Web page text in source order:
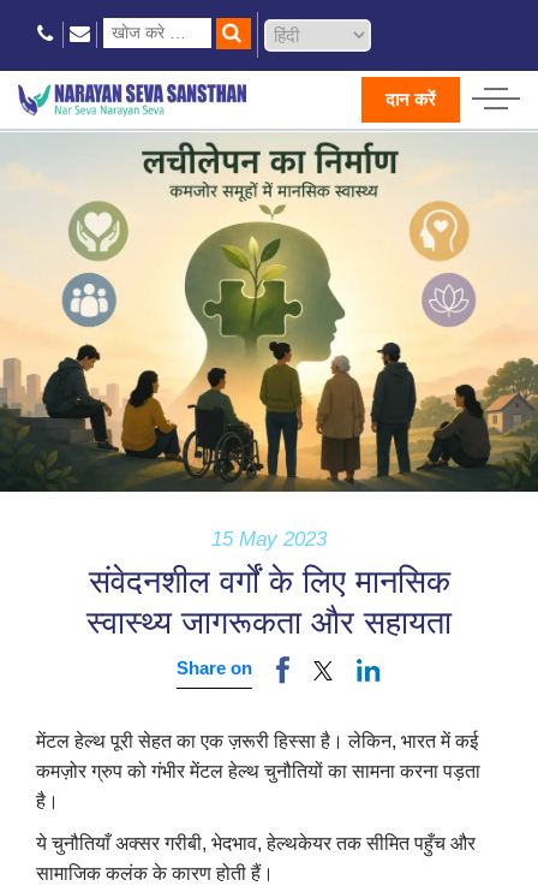
दान करें
15 May 2023
संवेदनशील वर्गों के लिए मानसिक
स्वास्थ्य जागरूकता और सहायता
Share on
मेंटल हेल्थ पूरी सेहत का एक ज़रूरी हिस्सा है। लेकिन, भारत में कई
कमज़ोर ग्रुप को गंभीर मेंटल हेल्थ चुनौतियों का सामना करना पड़ता
है।
ये चुनौतियाँ अक्सर गरीबी, भेदभाव, हेल्थकेयर तक सीमित पहुँच और
सामाजिक कलंक के कारण होती हैं।